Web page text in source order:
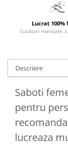
Lucrat 100%
Cusături manuale,
Descriere
Saboti
pentru
lucreaza